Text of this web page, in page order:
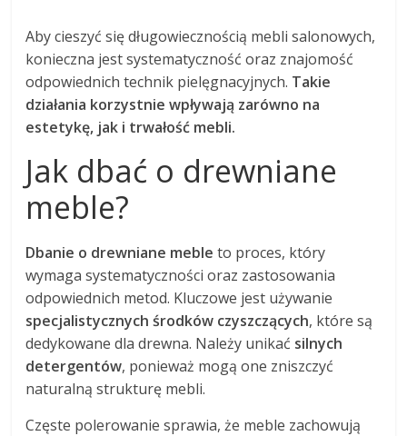
Aby cieszyć się długowiecznością mebli salonowych,
konieczna jest systematyczność oraz znajomość
odpowiednich technik pielęgnacyjnych. Takie
działania korzystnie wpływają zarówno na
estetykę, jak i trwałość mebli.
Jak dbać o drewniane
meble?
Dbanie o drewniane meble to proces, który
wymaga systematyczności oraz zastosowania
odpowiednich metod. Kluczowe jest używanie
specjalistycznych środków czyszczących, które są
dedykowane dla drewna. Należy unikać silnych
detergentów, ponieważ mogą one zniszczyć
naturalną strukturę mebli.
Częste polerowanie sprawia, że meble zachowują